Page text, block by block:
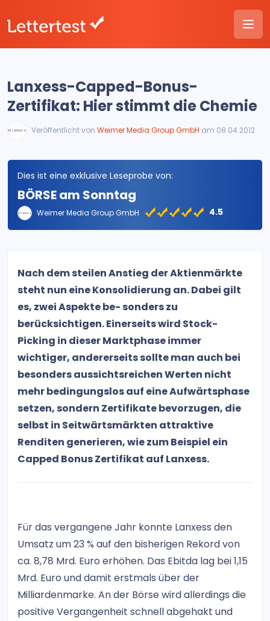
Lanxess-Capped-Bonus-
Zertifikat: Hier stimmt die Chemie
Veröffentlicht von Weimer Media Group GmbH am 08.04.2012
Dies ist eine exklusive Leseprobe von:
BÖRSE am Sonntag
Weimer Media Group GmbH 4.5
Nach dem steilen Anstieg der Aktienmärkte
steht nun eine Konsolidierung an. Dabei gilt
es, zwei Aspekte be- sonders zu
berücksichtigen. Einerseits wird Stock-
Picking in dieser Marktphase immer
wichtiger, andererseits sollte man auch bei
besonders aussichtsreichen Werten nicht
mehr bedingungslos auf eine Aufwärtsphase
setzen, sondern Zertifikate bevorzugen, die
selbst in Seitwärtsmärkten attraktive
Renditen generieren, wie zum Beispiel ein
Capped Bonus Zertifikat auf Lanxess.
Für das vergangene Jahr konnte Lanxess den
Umsatz um 23 % auf den bisherigen Rekord von
ca. 8,78 Mrd. Euro erhöhen. Das Ebitda lag bei 1,15
Mrd. Euro und damit erstmals über der
Milliardenmarke. An der Börse wird allerdings die
positive Vergangenheit schnell abgehakt und